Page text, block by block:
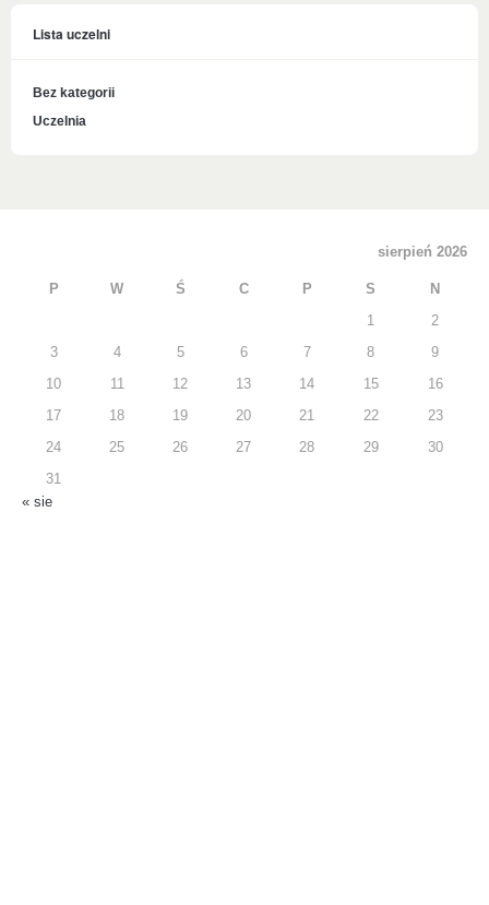
Lista uczelni
Bez kategorii
Uczelnia
sierpień 2026
P W Ś C P S N
1 2
3 4 5 6 7 8 9
10 11 12 13 14 15 16
17 18 19 20 21 22 23
24 25 26 27 28 29 30
31
« sie